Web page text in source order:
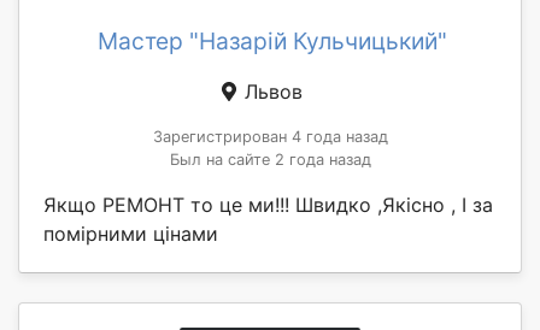
Мастер "Назарій Кульчицький"
Львов
Зарегистрирован 4 года назад
Был на сайте 2 года назад
Якщо РЕМОНТ то це ми!!! Швидко ,Якісно , І за
помірними цінами